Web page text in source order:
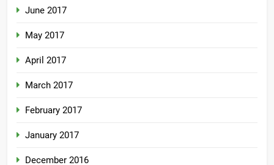
June 2017
May 2017
April 2017
March 2017
February 2017
January 2017
December 2016